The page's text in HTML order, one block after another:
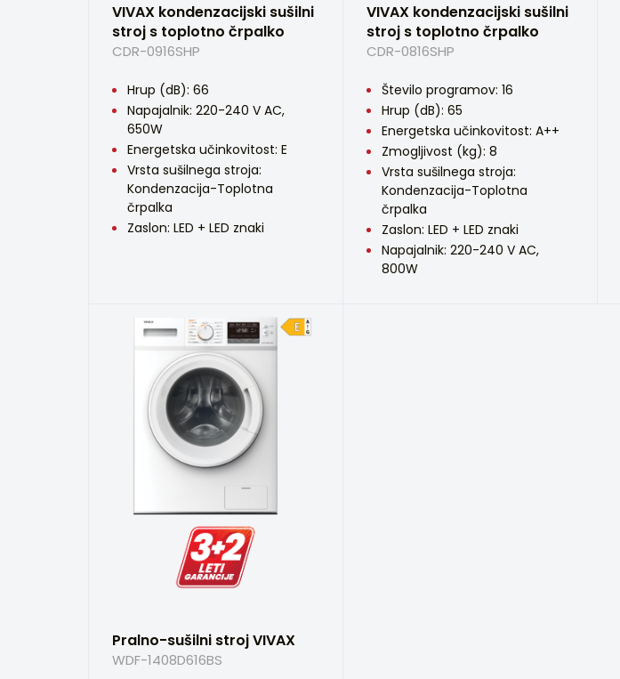
VIVAX kondenzacijski sušilni
stroj s toplotno črpalko
CDR-0916SHP
Hrup (dB): 66
Napajalnik: 220-240 V AC,
650W
Energetska učinkovitost: E
Vrsta sušilnega stroja:
Kondenzacija-Toplotna
črpalka
Zaslon: LED + LED znaki
VIVAX kondenzacijski sušilni
stroj s toplotno črpalko
CDR-0816SHP
Število programov: 16
Hrup (dB): 65
Energetska učinkovitost: A++
Zmogljivost (kg): 8
Vrsta sušilnega stroja:
Kondenzacija-Toplotna
črpalka
Zaslon: LED + LED znaki
Napajalnik: 220-240 V AC,
800W
Pralno-sušilni stroj VIVAX
WDF-1408D616BS